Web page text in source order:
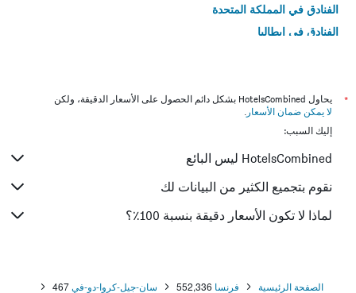
الفنادق في المملكة المتحدة
الفنادق في إيطاليا
*
يحاول HotelsCombined بشكل دائم الحصول على الأسعار الدقيقة، ولكن
لا يمكن ضمان الأسعار .
إليك السبب:
HotelsCombined ليس البائع
نقوم بتجميع الكثير من البيانات لك
لماذا لا تكون الأسعار دقيقة بنسبة 100٪؟
الصفحة الرئيسية فرنسا 552,336 سان-جيل-كروا-دو-في 467